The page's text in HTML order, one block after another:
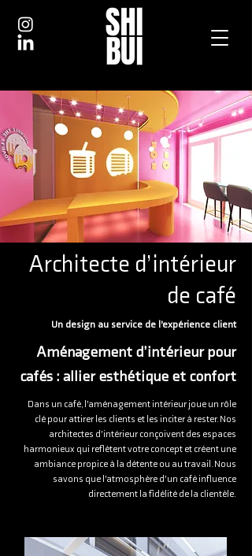
Architecte d’intérieur
de café
Un design au service de l’expérience client
Aménagement d’intérieur pour
cafés : allier esthétique et confort
Dans un café, l’aménagement intérieur joue un rôle
clé pour attirer les clients et les inciter à rester. Nos
architectes d’intérieur conçoivent des espaces
harmonieux qui reflètent votre concept et créent une
ambiance propice à la détente ou au travail. Nous
savons que l’atmosphère d’un café influence
directement la fidélité de la clientèle.